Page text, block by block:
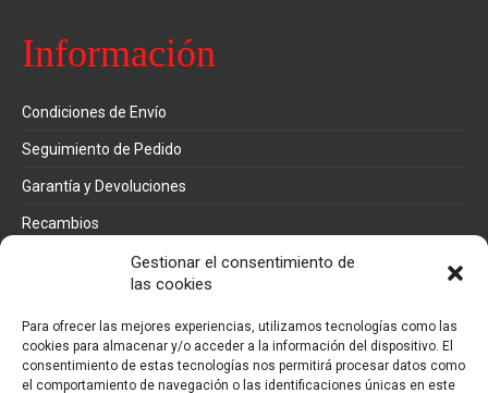
Gestionar el consentimiento de
las cookies
Para ofrecer las mejores experiencias, utilizamos tecnologías como las
cookies para almacenar y/o acceder a la información del dispositivo. El
consentimiento de estas tecnologías nos permitirá procesar datos como
el comportamiento de navegación o las identificaciones únicas en este
Información
Condiciones de Envío
Seguimiento de Pedido
Garantía y Devoluciones
Recambios
Métodos de pago
Mi cuenta
Pedidos